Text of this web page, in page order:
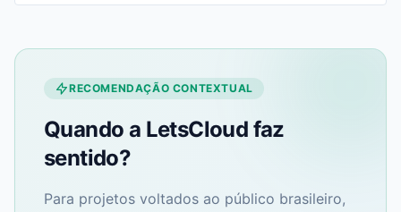
RECOMENDAÇÃO CONTEXTUAL
Quando a LetsCloud faz
sentido?
Para projetos voltados ao público brasileiro,